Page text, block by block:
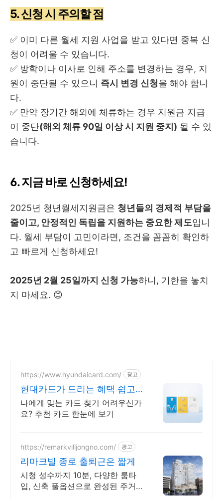
5. 신청 시 주의할 점
✅ 이미 다른 월세 지원 사업을 받고 있다면 중복 신
청이 어려울 수 있습니다.
✅ 방학이나 이사로 인해 주소를 변경하는 경우, 지
원이 중단될 수 있으니 즉시 변경 신청을 해야 합니
다.
✅ 만약 장기간 해외에 체류하는 경우 지원금 지급
이 중단(해외 체류 90일 이상 시 지원 중지) 될 수 있
습니다.
6. 지금 바로 신청하세요!
2025년 청년월세지원금은 청년들의 경제적 부담을
줄이고, 안정적인 독립을 지원하는 중요한 제도입니
다. 월세 부담이 고민이라면, 조건을 꼼꼼히 확인하
고 빠르게 신청하세요!
2025년 2월 25일까지 신청 가능하니, 기한을 놓치
지 마세요. 😊
https://www.hyundaicard.com/ 광고
현대카드가 드리는 혜택 쉽고
빠른 카드 신청
나에게 맞는 카드 찾기 어려우신가
요? 추천 카드 한눈에 보기
https://remarkvilljongno.com/ 광고
리마크빌 종로 출퇴근은 짧게
시청 성수까지 10분, 다양한 룸타
입, 신축 풀옵션으로 완성된 주거